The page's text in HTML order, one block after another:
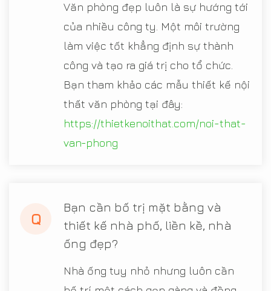
Văn phòng đẹp luôn là sự hướng tới
của nhiều công ty. Một môi trường
làm việc tốt khẳng định sự thành
công và tạo ra giá trị cho tổ chức.
Bạn tham khảo các mẫu thiết kế nội
thất văn phòng tại đây:
https://thietkenoithat.com/noi-that-
van-phong
Q
Bạn cần bố trị mặt bằng và
thiết kế nhà phố, liền kề, nhà
ống đẹp?
Nhà ống tuy nhỏ nhưng luôn cần